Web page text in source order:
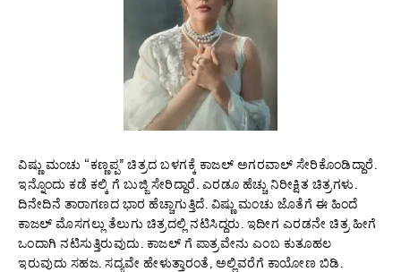
ವಿಷ್ಣು ಮಂಚು “ಕಣ್ಣಪ್ಪ” ಚಿತ್ರದ ಬಳಗಕ್ಕೆ ಕಾಜಲ್‌ ಅಗರವಾಲ್‌ ಸೇರಿಕೊಂಡಿದ್ದಾರೆ.
ಇನ್ನೊಂದು ಕಡೆ ಕಲ್ಕಿ ಗೆ ಬುಜ್ಜಿ ಸೇರಿದ್ದಾರೆ. ಎರಡೂ ಹೆಚ್ಚು ನಿರೀಕ್ಷಿತ ಚಿತ್ರಗಳು.
ದಿನೇದಿನೆ ತಾರಾಗಣದ ಭಾರ ಹೆಚ್ಚಾಗುತ್ತಿದೆ. ವಿಷ್ಣು ಮಂಚು ಜೊತೆಗೆ ಈ ಹಿಂದೆ
ಕಾಜಲ್‌ ಮೊಸಗಲ್ಲು ತೆಲುಗು ಚಿತ್ರದಲ್ಲಿ ನಟಿಸಿದ್ದರು. ಇದೀಗ ಎರಡನೇ ಚಿತ್ರ ಹೀಗೆ
ಒಂದಾಗಿ ನಟಿಸುತ್ತಿರುವುದು. ಕಾಜಲ್‌ ಗೆ ಪಾತ್ರವೇನು ಎಂಬ ಕುತೂಹಲ
ಇರುವುದು ಸಹಜ. ಸದ್ಯವೇ ಹೇಳುತ್ತಾರಂತೆ, ಅಲ್ಲಿವರೆಗೆ ಕಾಯೋಣ ಬಿಡಿ.